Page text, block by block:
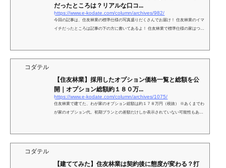
だったところは？リアルな口コ...
https://www.e-kodate.com/column/archives/982/
今回の記事は、住友林業の標準仕様の写真盛りだくさんでお届け！ 住友林業のイマ
イチだったところは記事の下の方に書いてあるよ！ 住友林業で標準仕様の家はつま
コダテル
【住友林業】採用したオプション価格一覧と総額を公
開｜オプション総額約１８０万...
https://www.e-kodate.com/column/archives/1075/
住友林業で建てた、わが家のオプション総額は約１７８万円（税抜） ※あくまでわ
が家のオプション代。初期プランとの差額だけしか表示されていない可能性もある
コダテル
【建ててみた】住友林業は契約後に態度が変わる？打